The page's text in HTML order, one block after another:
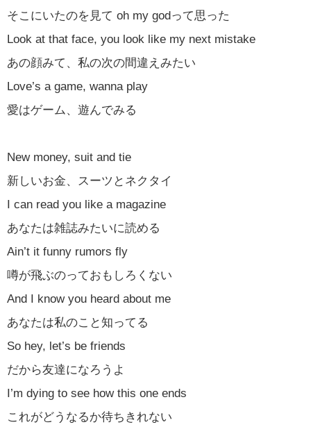
そこにいたのを見て oh my godって思った
Look at that face, you look like my next mistake
あの顔みて、私の次の間違えみたい
Love’s a game, wanna play
愛はゲーム、遊んでみる
New money, suit and tie
新しいお金、スーツとネクタイ
I can read you like a magazine
あなたは雑誌みたいに読める
Ain’t it funny rumors fly
噂が飛ぶのっておもしろくない
And I know you heard about me
あなたは私のこと知ってる
So hey, let’s be friends
だから友達になろうよ
I’m dying to see how this one ends
これがどうなるか待ちきれない